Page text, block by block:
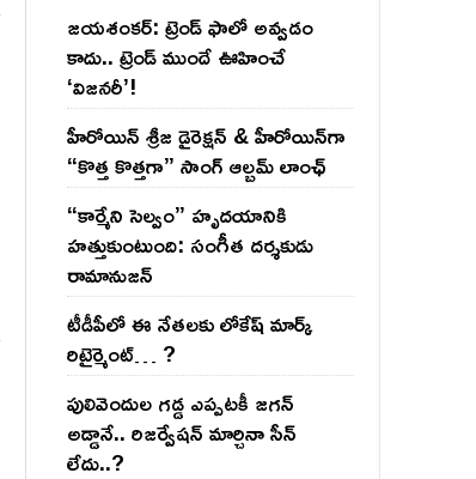
జయశంకర్: ట్రెండ్‌ ఫాలో అవ్వడం
కాదు.. ట్రెండ్‌ ముందే ఊహించే
‘విజనరీ’!
హీరోయిన్ శ్రీజ డైరెక్ష‌న్ & హీరోయిన్‌గా
“కొత్త కొత్తగా” సాంగ్ ఆల్బమ్ లాంఛ్
“కార్మేని సెల్వం” హృదయానికి
హత్తుకుంటుంది: సంగీత దర్శకుడు
రామానుజన్
టీడీపీలో ఈ నేత‌ల‌కు లోకేష్ మార్క్
రిటైర్మెంట్‌… ?
పులివెందుల గ‌డ్డ ఎప్ప‌ట‌కీ జ‌గ‌న్
అడ్డానే.. రిజ‌ర్వేష‌న్ మార్చినా సీన్
లేదు..?